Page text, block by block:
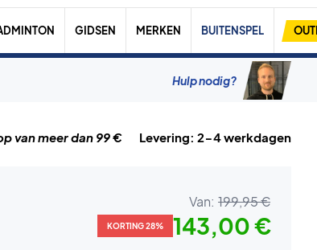
GIDSEN MERKEN BUITENSPEL
Hulp nodig?
van meer dan 99 € Levering: 2-4 werkdagen
Van: 199,95 €
KORTING 28% 143,00 €